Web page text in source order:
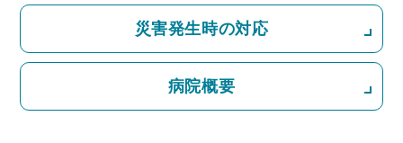
災害発生時の対応
病院概要